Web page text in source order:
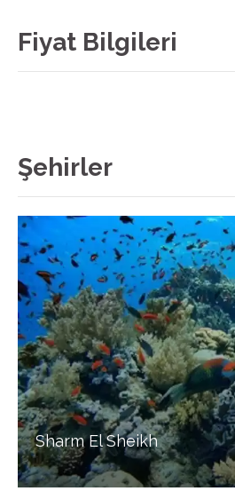
Fiyat Bilgileri
Şehirler
Sharm El Sheikh